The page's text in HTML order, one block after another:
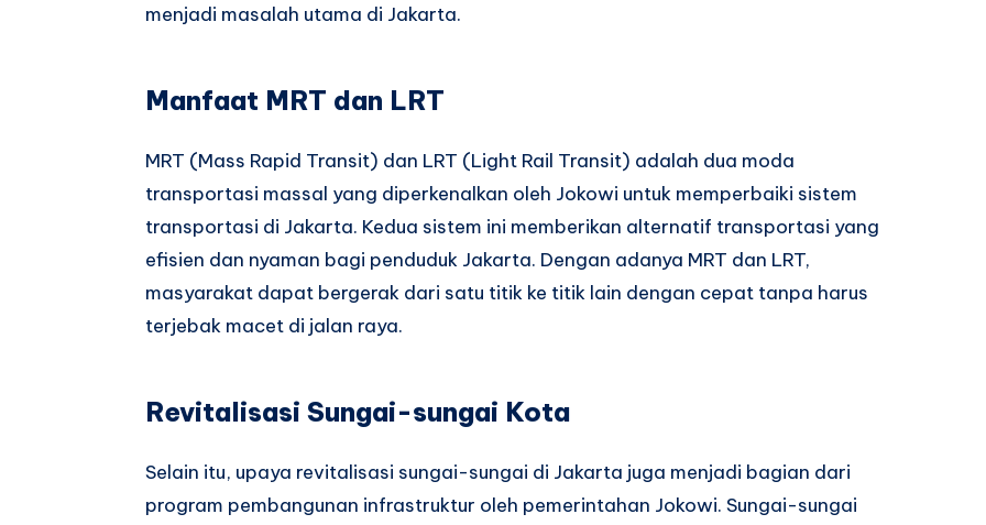
menjadi masalah utama di Jakarta.
Manfaat MRT dan LRT
MRT (Mass Rapid Transit) dan LRT (Light Rail Transit) adalah dua moda
transportasi massal yang diperkenalkan oleh Jokowi untuk memperbaiki sistem
transportasi di Jakarta. Kedua sistem ini memberikan alternatif transportasi yang
efisien dan nyaman bagi penduduk Jakarta. Dengan adanya MRT dan LRT,
masyarakat dapat bergerak dari satu titik ke titik lain dengan cepat tanpa harus
terjebak macet di jalan raya.
Revitalisasi Sungai-sungai Kota
Selain itu, upaya revitalisasi sungai-sungai di Jakarta juga menjadi bagian dari
program pembangunan infrastruktur oleh pemerintahan Jokowi. Sungai-sungai